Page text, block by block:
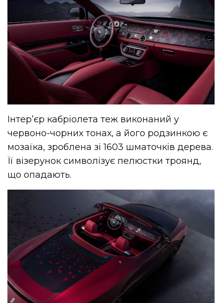
Інтер’єр кабріолета теж виконаний у
червоно-чорних тонах, а його родзинкою є
мозаїка, зроблена зі 1603 шматочків дерева.
Її візерунок символізує пелюстки троянд,
що опадають.